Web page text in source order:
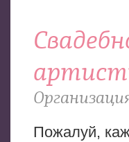
Пожалуй,